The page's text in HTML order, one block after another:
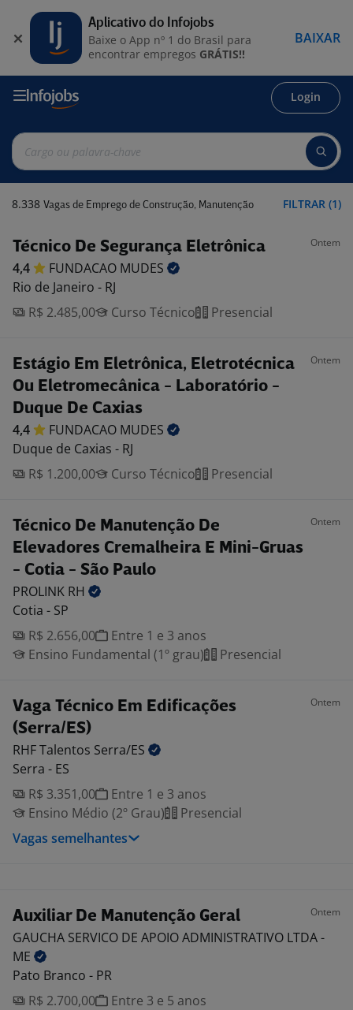
Login
8.338 Vagas de Emprego de Construção, Manutenção FILTRAR (1)
Técnico De Segurança Eletrônica Ontem
4,4 FUNDACAO MUDES
Rio de Janeiro - RJ
R$ 2.485,00
Curso Técnico Presencial
Estágio Em Eletrônica, Eletrotécnica
Ou Eletromecânica - Laboratório -
Duque De Caxias
Ontem
4,4 FUNDACAO MUDES
Duque de Caxias - RJ
R$ 1.200,00
Curso Técnico Presencial
Técnico De Manutenção De
Elevadores Cremalheira E Mini-Gruas
- Cotia - São Paulo
Ontem
PROLINK RH
Cotia - SP
R$ 2.656,00
Entre 1 e 3 anos
Ensino Fundamental (1º grau)
Presencial
Vaga Técnico Em Edificações
(Serra/ES)
Ontem
RHF Talentos Serra/ES
Serra - ES
R$ 3.351,00
Entre 1 e 3 anos
Ensino Médio (2º Grau)
Presencial
Vagas semelhantes
Auxiliar De Manutenção Geral Ontem
GAUCHA SERVICO DE APOIO ADMINISTRATIVO LTDA -
ME
Pato Branco - PR
R$ 2.700,00
Entre 3 e 5 anos
Aplicativo do Infojobs
Baixe o App nº 1 do Brasil para
encontrar empregos GRÁTIS!!
BAIXAR